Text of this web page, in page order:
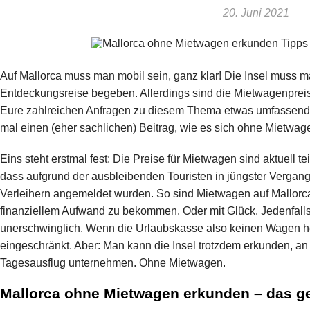
20. Juni 2021
Auf Mallorca muss man mobil sein, ganz klar! Die Insel muss
Entdeckungsreise begeben. Allerdings sind die
Eure zahlreichen Anfragen zu diesem Thema etwas
mal einen (eher sachlichen) Beitrag, wie es sich ohne
Eins steht erstmal fest: Die Preise für Mietwagen sind aktuell
dass aufgrund der ausbleibenden Touristen in jüngster
Verleihern angemeldet wurden. So sind Mietwagen auf
finanziellem Aufwand zu bekommen. Oder mit Glück.
unerschwinglich. Wenn die Urlaubskasse also keinen Wagen
eingeschränkt. Aber: Man kann die Insel trotzdem erkunden,
Tagesausflug unternehmen. Ohne Mietwagen.
Mallorca ohne Mietwagen erkunden – das